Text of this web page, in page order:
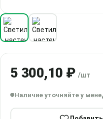
5 300,10 ₽ /шт
Наличие уточняйте у